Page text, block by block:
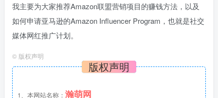
我主要为大家推荐Amazon联盟营销项目的赚钱方法，以及
如何申请亚马逊的Amazon Influencer Program，也就是社交
媒体网红推广计划。
© 版权声明
版权声明
1、本网站名称： 瀚萌网